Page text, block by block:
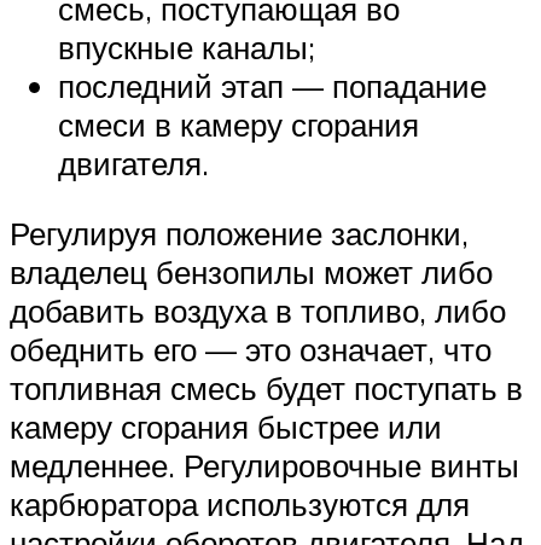
смесь, поступающая во
впускные каналы;
последний этап — попадание
смеси в камеру сгорания
двигателя.
Регулируя положение заслонки,
владелец бензопилы может либо
добавить воздуха в топливо, либо
обеднить его — это означает, что
топливная смесь будет поступать в
камеру сгорания быстрее или
медленнее. Регулировочные винты
карбюратора используются для